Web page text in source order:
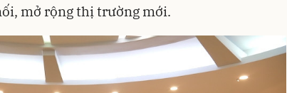
mở rộng thị trường mới.